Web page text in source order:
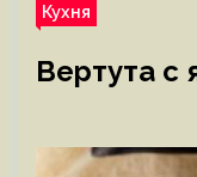
Кухня
Вертута с